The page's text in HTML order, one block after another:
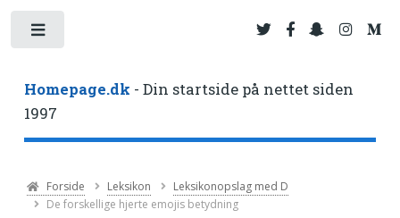
Homepage.dk - Din startside på nettet siden
1997
Forside Leksikon
Leksikonopslag med D
De forskellige hjerte emojis betydning